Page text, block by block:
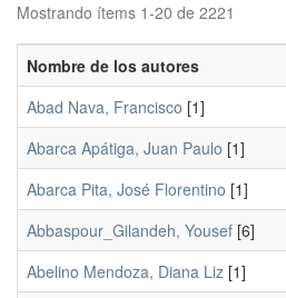
Mostrando ítems 1-20 de 2221
Nombre de los autores
Abad Nava, Francisco [1]
Abarca Apátiga, Juan Paulo [1]
Abarca Pita, José Florentino [1]
Abbaspour_Gilandeh, Yousef [6]
Abelino Mendoza, Diana Liz [1]